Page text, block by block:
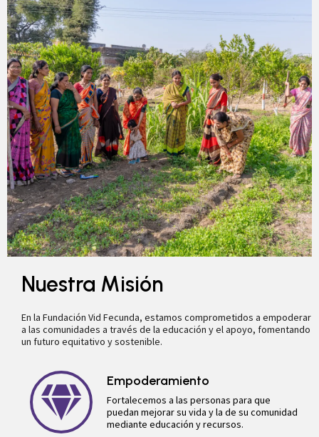
Nuestra Misión
En la Fundación Vid Fecunda, estamos comprometidos a empoderar
a las comunidades a través de la educación y el apoyo, fomentando
un futuro equitativo y sostenible.
Empoderamiento
Fortalecemos a las personas para que
puedan mejorar su vida y la de su comunidad
mediante educación y recursos.